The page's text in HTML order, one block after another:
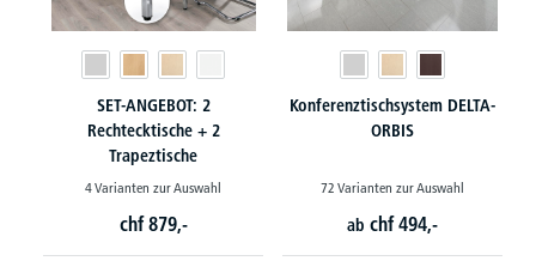
SET-ANGEBOT: 2
Rechtecktische + 2
Trapeztische
4 Varianten zur Auswahl
chf 879,-
Konferenztischsystem DELTA-
ORBIS
72 Varianten zur Auswahl
ab chf 494,-